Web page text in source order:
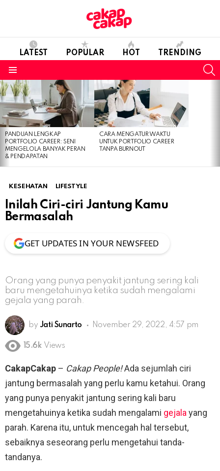
LATEST POPULAR HOT TRENDING
LATEST
STORIES
PANDUAN LENGKAP
PORTFOLIO CAREER: SENI
MENGELOLA BANYAK PERAN
& PENDAPATAN
CARA MENGATUR WAKTU
UNTUK PORTFOLIO CAREER
TANPA BURNOUT
KESEHATAN LIFESTYLE
Inilah Ciri-ciri Jantung Kamu
Bermasalah
GET UPDATES IN YOUR NEWSFEED
Orang yang punya penyakit jantung sering kali
baru mengetahuinya ketika sudah mengalami
gejala yang parah.
by Jati Sunarto November 29, 2022, 4:57 pm
15.6k Views
CakapCakap – Cakap People!Ada sejumlah ciri
jantung bermasalah yang perlu kamu ketahui. Orang
yang punya penyakit jantung sering kali baru
mengetahuinya ketika sudah mengalami gejalayang
parah. Karena itu, untuk mencegah hal tersebut,
sebaiknya seseorang perlu mengetahui tanda-
tandanya.